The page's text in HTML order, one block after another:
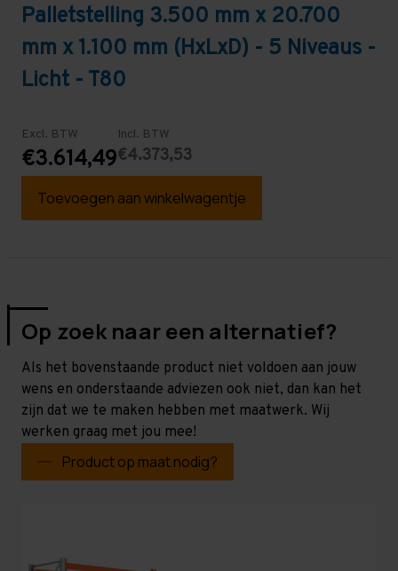
Palletstelling 3.500 mm x 20.700
mm x 1.100 mm (HxLxD) - 5 Niveaus -
Licht - T80
Excl. BTW
€3.614,49
Incl. BTW
€4.373,53
Toevoegen aan winkelwagentje
Op zoek naar een alternatief?
Als het bovenstaande product niet voldoen aan jouw
wens en onderstaande adviezen ook niet, dan kan het
zijn dat we te maken hebben met maatwerk. Wij
werken graag met jou mee!
Product op maat nodig?